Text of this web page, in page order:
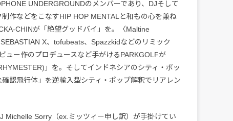
UNDERGROUNDのメンバーであり、DJそして
作などをこなすHIP HOP MENTALと和もの心を兼ね
CHINが「絶望グッドバイ」を。〈Maltine
X、tofubeats、Spazzkidなどのリミック
ュー作のプロデュースなど手がけるPARKGOLFが
」を。そしてインドネシアのシティ・ポッ
認飛行体」を逆輸入型シティ・ポップ解釈でリアレン
Michelle Sorry（ex.ミッツィー申し訳）が手掛けてい